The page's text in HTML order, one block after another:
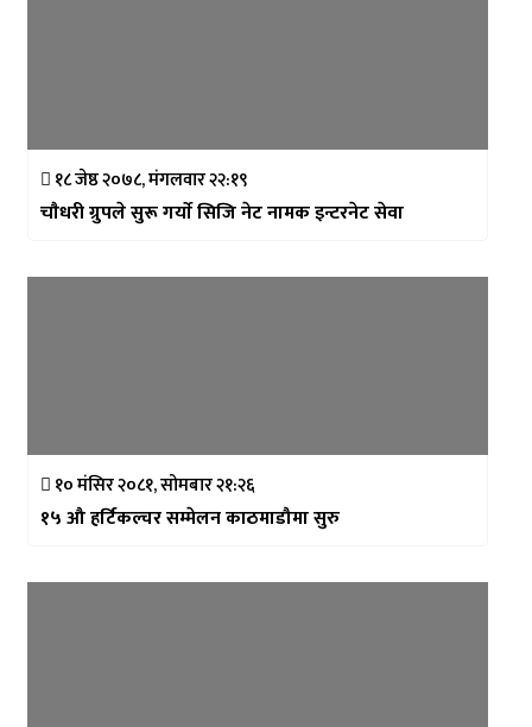
१८ जेष्ठ २०७८, मंगलवार २२:१९
चाैधरी ग्रुपले सुरू गर्याे सिजि नेट नामक इन्टरनेट सेवा
१० मंसिर २०८१, सोमबार २१:२६
१५ औ हर्टिकल्चर सम्मेलन काठमाडौमा सुरु